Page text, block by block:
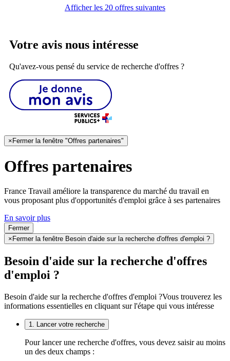
Afficher les 20 offres suivantes
Votre avis nous intéresse
Qu'avez-vous pensé du service de recherche d'offres ?
×Fermer la fenêtre "Offres partenaires"
Offres partenaires
France Travail améliore la transparence du marché du travail en
vous proposant plus d'opportunités d'emploi grâce à ses partenaires
En savoir plus
Fermer
× Fermer la fenêtre Besoin d'aide sur la recherche d'offres d'emploi ?
Besoin d'aide sur la recherche d'offres
d'emploi ?
Besoin d'aide sur la recherche d'offres d'emploi ?Vous trouverez les
informations essentielles en cliquant sur l'étape qui vous intéresse
1. Lancer votre recherche
Pour lancer une recherche d'offres, vous devez saisir au moins
un des deux champs :